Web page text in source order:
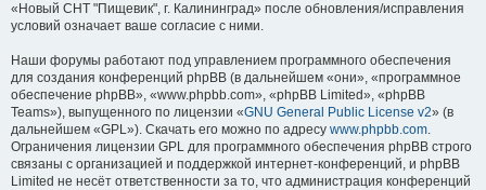
«Новый СНТ "Пищевик", г. Калининград» после обновления/исправления
условий означает ваше согласие с ними.
Наши форумы работают под управлением программного обеспечения
для создания конференций phpBB (в дальнейшем «они», «программное
обеспечение phpBB», «www.phpbb.com», «phpBB Limited», «phpBB
Teams»), выпущенного по лицензии «GNU General Public License v2» (в
дальнейшем «GPL»). Скачать его можно по адресу www.phpbb.com.
Ограничения лицензии GPL для программного обеспечения phpBB строго
связаны с организацией и поддержкой интернет-конференций, и phpBB
Limited не несёт ответственности за то, что администрация конференций